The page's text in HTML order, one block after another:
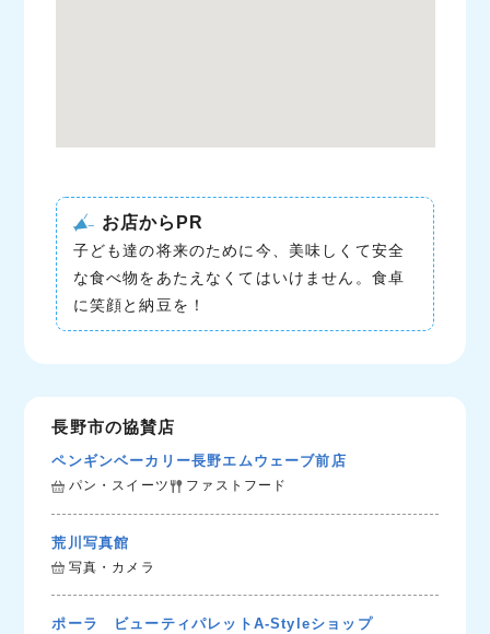
お店からPR
子ども達の将来のために今、美味しくて安全
な食べ物をあたえなくてはいけません。食卓
に笑顔と納豆を！
長野市の協賛店
ペンギンベーカリー長野エムウェーブ前店
パン・スイーツ ファストフード
荒川写真館
写真・カメラ
ポーラ ビューティパレットA-Styleショップ